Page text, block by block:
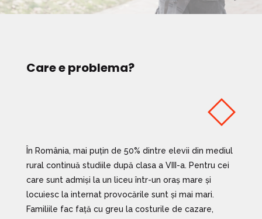
Care e problema?
În România, mai puțin de 50% dintre elevii din mediul
rural continuă studiile după clasa a VIII-a. Pentru cei
care sunt admiși la un liceu într-un oraș mare și
locuiesc la internat provocările sunt și mai mari.
Familiile fac față cu greu la costurile de cazare,